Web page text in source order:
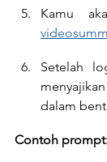
Setelah
dalam
Contoh